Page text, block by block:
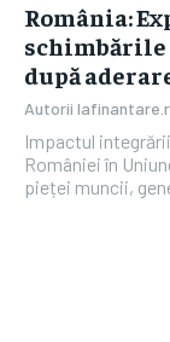
România:
schimbările
după
Autorii
Impactul
României în
pieței muncii,